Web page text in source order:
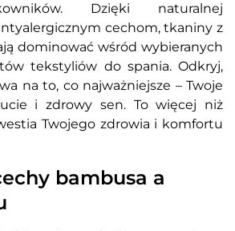
Dzięki naturalnej
cechom, tkaniny z
dominować wśród wybieranych
tekstyliów do spania. Odkryj,
na to, co najważniejsze – Twoje
i zdrowy sen. To więcej niż
Twojego zdrowia i komfortu
bambusa a